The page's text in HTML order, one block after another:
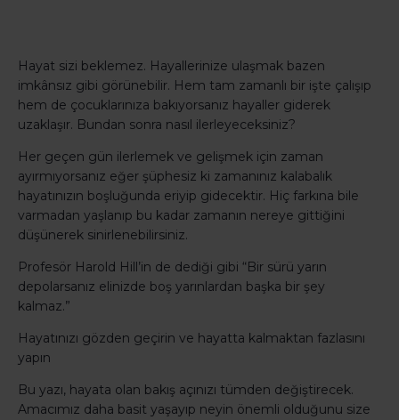
Hayat sizi beklemez. Hayallerinize ulaşmak bazen
imkânsız gibi görünebilir. Hem tam zamanlı bir işte çalışıp
hem de çocuklarınıza bakıyorsanız hayaller giderek
uzaklaşır. Bundan sonra nasıl ilerleyeceksiniz?
Her geçen gün ilerlemek ve gelişmek için zaman
ayırmıyorsanız eğer şüphesiz ki zamanınız kalabalık
hayatınızın boşluğunda eriyip gidecektir. Hiç farkına bile
varmadan yaşlanıp bu kadar zamanın nereye gittiğini
düşünerek sinirlenebilirsiniz.
Profesör Harold Hill’in de dediği gibi “Bir sürü yarın
depolarsanız elinizde boş yarınlardan başka bir şey
kalmaz.”
Hayatınızı gözden geçirin ve hayatta kalmaktan fazlasını
yapın
Bu yazı, hayata olan bakış açınızı tümden değiştirecek.
Amacımız daha basit yaşayıp neyin önemli olduğunu size